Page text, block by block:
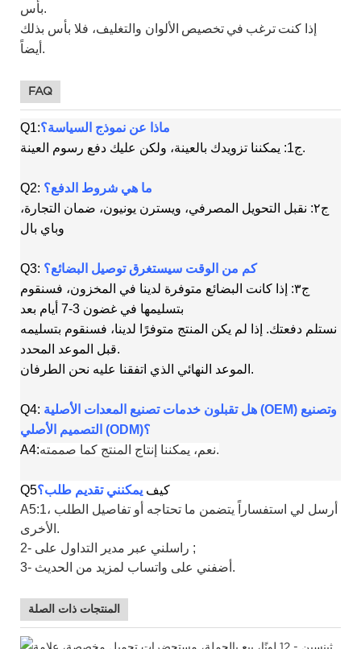
بأس.
إذا كنت ترغب في تخصيص الألوان والتغليف، فلا بأس بذلك
أيضاً.
FAQ
Q1:ماذا عن نموذج السياسة؟
ج1: يمكننا تزويدك بالعينة، ولكن عليك دفع رسوم العينة.
Q2: ما هي شروط الدفع؟
ج٢: نقبل التحويل المصرفي، ويسترن يونيون، ضمان التجارة،
وباي بال
Q3: كم من الوقت سيستغرق توصيل البضائع؟
ج٣: إذا كانت البضائع متوفرة لدينا في المخزون، فسنقوم
بتسليمها في غضون 3-7 أيام بعد
نستلم دفعتك. إذا لم يكن المنتج متوفرًا لدينا، فسنقوم بتسليمه
قبل الموعد المحدد.
الموعد النهائي الذي اتفقنا عليه نحن الطرفان.
Q4: هل تقبلون خدمات تصنيع المعدات الأصلية (OEM) وتصنيع
التصميم الأصلي (ODM)؟
A4:
نعم، يمكننا إنتاج المنتج كما صممته.
Q5 كيف يمكنني تقديم طلب؟
A5:1، أرسل لي استفساراً يتضمن ما تحتاجه أو تفاصيل الطلب
الأخرى.
2- راسلني عبر مدير التداول على ;
3- أضفني على واتساب لمزيد من الحديث.
المنتجات ذات الصلة